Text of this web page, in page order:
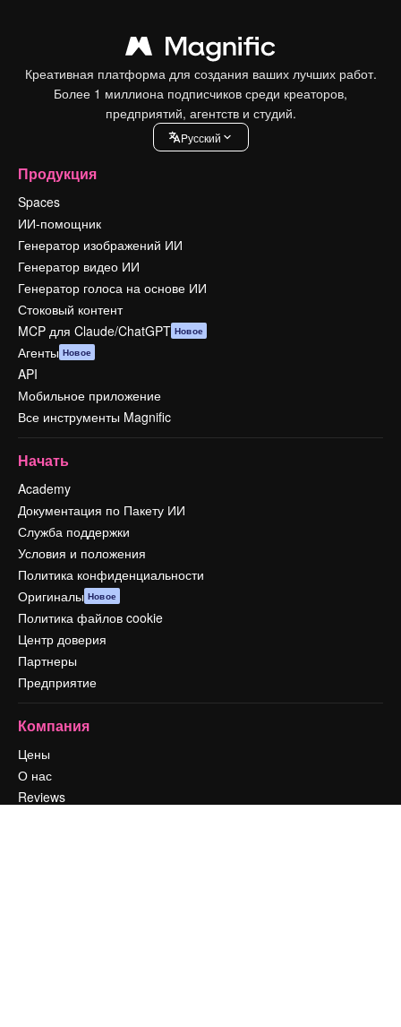
Креативная платформа для создания ваших лучших работ.
Более 1 миллиона подписчиков среди креаторов,
предприятий, агентств и студий.
Pусский
Продукция
Spaces
ИИ-помощник
Генератор изображений ИИ
Генератор видео ИИ
Генератор голоса на основе ИИ
Стоковый контент
MCP для Claude/ChatGPT Новое
Агенты Новое
API
Мобильное приложение
Все инструменты Magnific
Начать
Academy
Документация по Пакету ИИ
Служба поддержки
Условия и положения
Политика конфиденциальности
Оригиналы Новое
Политика файлов cookie
Центр доверия
Партнеры
Предприятие
Компания
Цены
О нас
Reviews